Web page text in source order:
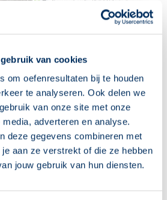
van cookies
om oefenresultaten bij te houden
te analyseren. Ook delen we
van onze site met onze
adverteren en analyse.
deze gegevens combineren met
aan ze verstrekt of die ze hebben
jouw gebruik van hun diensten.